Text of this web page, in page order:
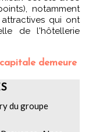
notamment
qui ont
de l'hôtellerie
demeure
du groupe